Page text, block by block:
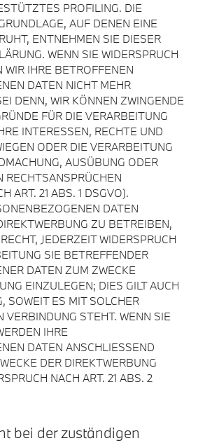
PROFILING. DIE
AUF DENEN EINE
ENTNEHMEN SIE DIESER
WENN SIE WIDERSPRUCH
WIR IHRE BETROFFENEN
DATEN NICHT MEHR
DENN, WIR KÖNNEN ZWINGENDE
FÜR DIE VERARBEITUNG
INTERESSEN, RECHTE UND
ODER DIE VERARBEITUNG
AUSÜBUNG ODER
RECHTSANSPRÜCHEN
ART. 21 ABS. 1 DSGVO).
DATEN
ZU BETREIBEN,
JEDERZEIT WIDERSPRUCH
SIE BETREFFENDER
DATEN ZUM ZWECKE
EINZULEGEN; DIES GILT AUCH
SOWEIT ES MIT SOLCHER
VERBINDUNG STEHT. WENN SIE
IHRE
DATEN ANSCHLIESSEND
DER DIREKTWERBUNG
NACH ART. 21 ABS. 2
bei der zuständigen